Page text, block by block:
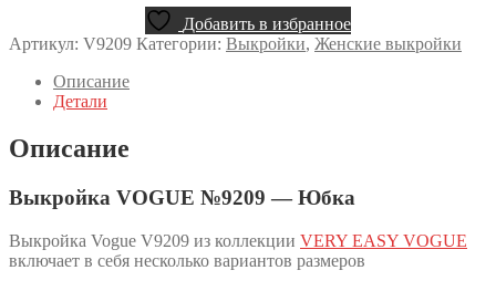
Добавить в избранное
Артикул: V9209 Категории: Выкройки, Женские выкройки
Описание
Детали
Описание
Выкройка VOGUE №9209 — Юбка
Выкройка Vogue V9209 из коллекции VERY EASY VOGUE
включает в себя несколько вариантов размеров